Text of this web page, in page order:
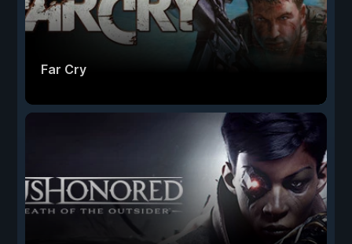
Far Cry